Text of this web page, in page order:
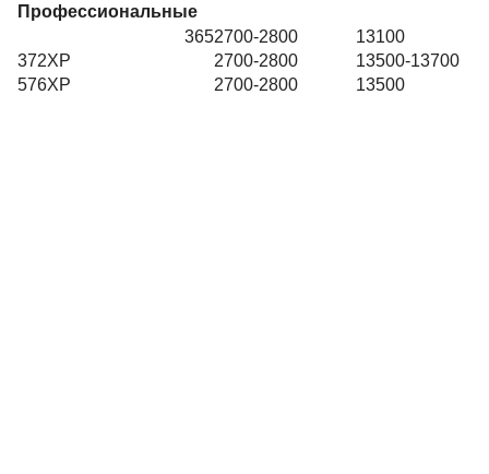
Профессиональные
3652700-2800
13100
372ХР
2700-2800
13500-13700
576ХР
2700-2800 13500